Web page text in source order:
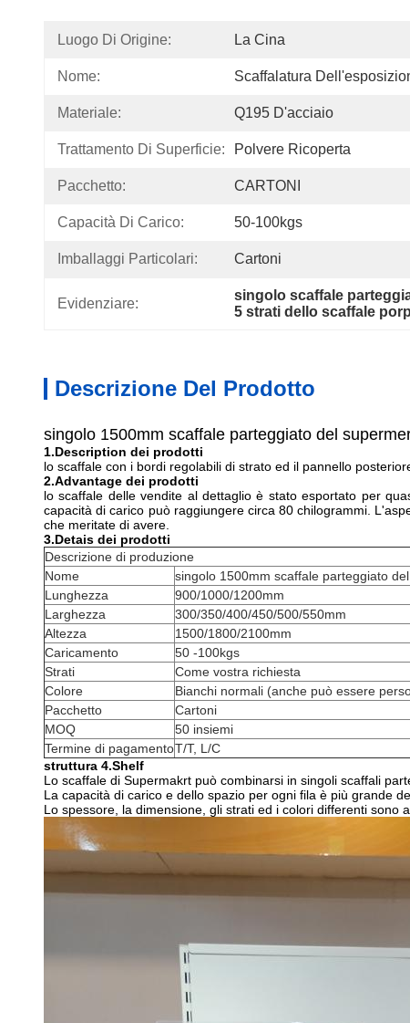
Luogo Di Origine: La Cina
Nome: Scaffalatura
Materiale: Q195 D'acciaio
Trattamento Di Superficie: Polvere Ricoperta
Pacchetto: CARTONI
Capacità Di Carico: 50-100kgs
Imballaggi Particolari: Cartoni
Evidenziare:
singolo scaffale
5 strati dello scaffale
Descrizione Del Prodotto
singolo 1500mm scaffale parteggiato del
1.Description dei prodotti
lo scaffale con i bordi regolabili di strato ed il pannello
2.Advantage dei prodotti
lo scaffale delle vendite al dettaglio è stato esportato per
capacità di carico può raggiungere circa 80 chilogrammi.
che meritate di avere.
3.Detais dei prodotti
Descrizione di produzione
Nome
singolo 1500mm scaffale parteggiato
Lunghezza
900/1000/1200mm
Larghezza
300/350/400/450/500/550mm
Altezza
1500/1800/2100mm
Caricamento
50 -100kgs
Strati
Come vostra richiesta
Colore
Bianchi normali (anche può essere
Pacchetto
Cartoni
MOQ
50 insiemi
Termine di pagamentoT/T, L/C
struttura 4.Shelf
Lo scaffale di Supermakrt può combinarsi in singoli scaffali
La capacità di carico e dello spazio per ogni fila è più grande
Lo spessore, la dimensione, gli strati ed i colori differenti sono